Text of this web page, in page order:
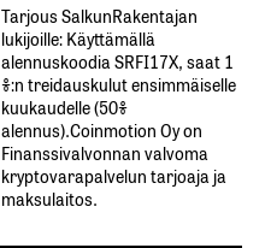
Tarjous SalkunRakentajan
lukijoille: Käyttämällä​ ​
alennuskoodia​ ​SRFI17X,​ ​saat​ ​1
%:n treidauskulut​ ​ensimmäiselle​ ​
kuukaudelle​ ​(50%​ ​
alennus).Coinmotion Oy on
Finanssivalvonnan valvoma
kryptovarapalvelun tarjoaja ja
maksulaitos.